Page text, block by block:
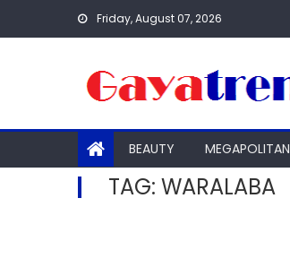
Friday, August 07, 2026
BEAUTY MEGAPOLITAN
TAG: WARALABA